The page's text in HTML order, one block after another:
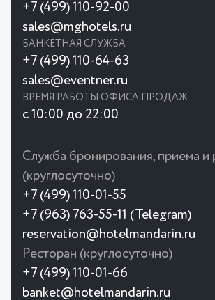
+7 (499) 110-92-00
sales@mghotels.ru
БАНКЕТНАЯ СЛУЖБА
+7 (499) 110-64-63
sales@eventner.ru
ВРЕМЯ РАБОТЫ ОФИСА ПРОДАЖ
с 10:00 до 22:00
Служба бронирования, приема и
(круглосуточно)
+7 (499) 110-01-55
+7 (963) 763-55-11 (Telegram)
reservation@hotelmandarin.ru
Ресторан (круглосуточно)
+7 (499) 110-01-66
banket@hotelmandarin.ru